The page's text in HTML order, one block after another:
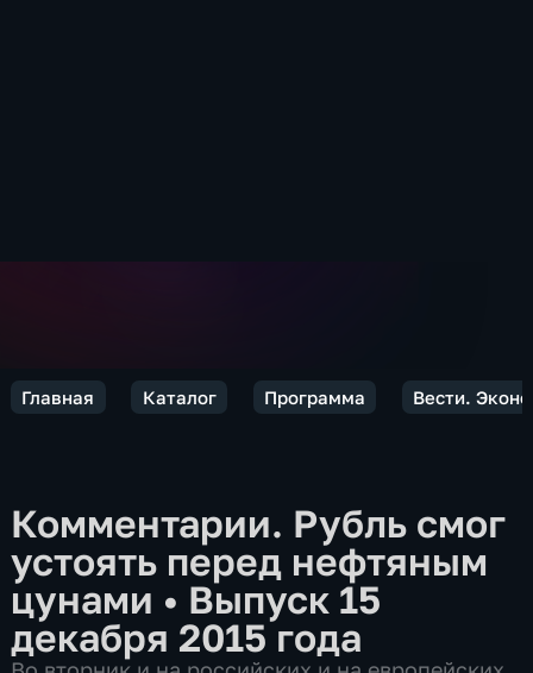
Главная Каталог Программа Вести.
Комментарии. Рубль смог
устоять перед нефтяным
цунами • Выпуск 15
декабря 2015 года